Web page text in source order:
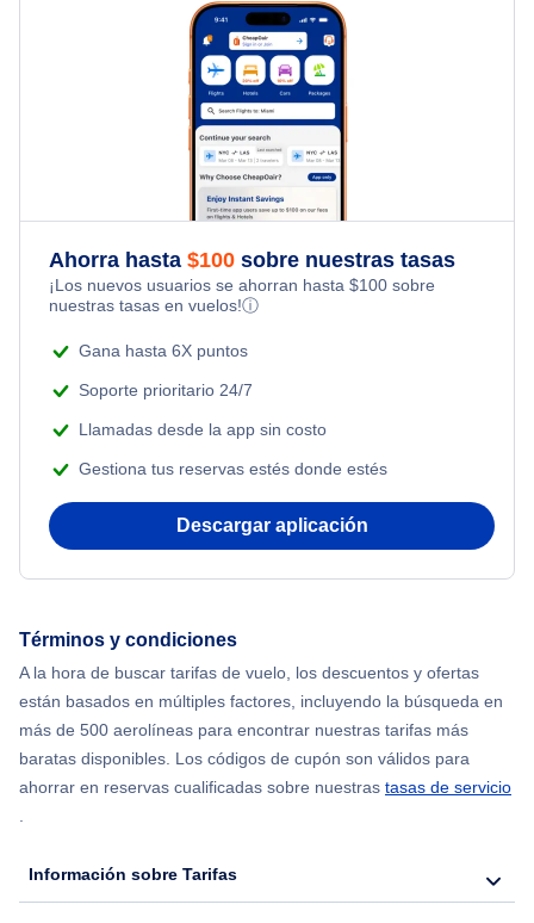
Ahorra hasta $100 sobre nuestras tasas
¡Los nuevos usuarios se ahorran hasta $100 sobre
nuestras tasas en vuelos!ⓘ
Gana hasta 6X puntos
Soporte prioritario 24/7
Llamadas desde la app sin costo
Gestiona tus reservas estés donde estés
Descargar aplicación
Términos y condiciones
A la hora de buscar tarifas de vuelo, los descuentos y ofertas
están basados en múltiples factores, incluyendo la búsqueda en
más de 500 aerolíneas para encontrar nuestras tarifas más
baratas disponibles. Los códigos de cupón son válidos para
ahorrar en reservas cualificadas sobre nuestras tasas de servicio
.
Información sobre Tarifas